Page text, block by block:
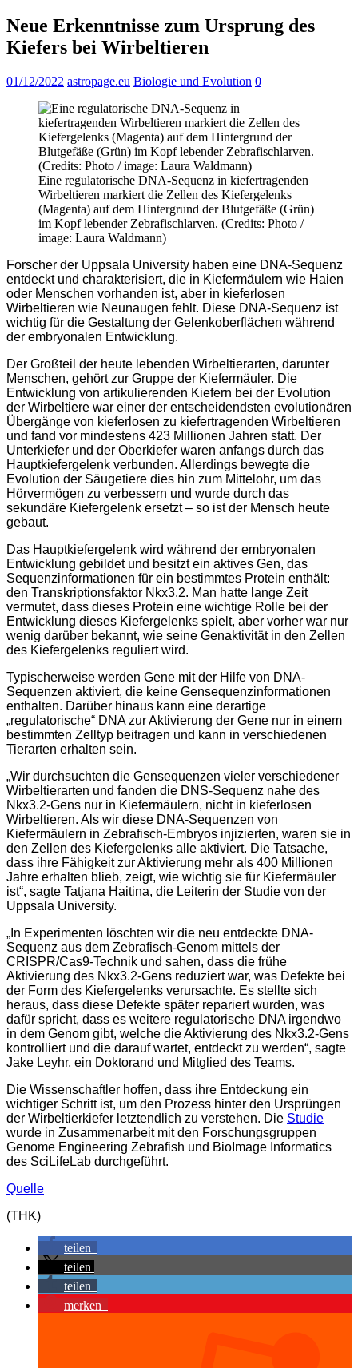
Neue Erkenntnisse zum Ursprung des
Kiefers bei Wirbeltieren
01/12/2022 astropage.eu Biologie und Evolution 0
Eine regulatorische DNA-Sequenz in kiefertragenden
Wirbeltieren markiert die Zellen des Kiefergelenks
(Magenta) auf dem Hintergrund der Blutgefäße (Grün)
im Kopf lebender Zebrafischlarven. (Credits: Photo /
image: Laura Waldmann)
Forscher der Uppsala University haben eine DNA-Sequenz
entdeckt und charakterisiert, die in Kiefermäulern wie Haien
oder Menschen vorhanden ist, aber in kieferlosen
Wirbeltieren wie Neunaugen fehlt. Diese DNA-Sequenz ist
wichtig für die Gestaltung der Gelenkoberflächen während
der embryonalen Entwicklung.
Der Großteil der heute lebenden Wirbeltierarten, darunter
Menschen, gehört zur Gruppe der Kiefermäuler. Die
Entwicklung von artikulierenden Kiefern bei der Evolution
der Wirbeltiere war einer der entscheidendsten evolutionären
Übergänge von kieferlosen zu kiefertragenden Wirbeltieren
und fand vor mindestens 423 Millionen Jahren statt. Der
Unterkiefer und der Oberkiefer waren anfangs durch das
Hauptkiefergelenk verbunden. Allerdings bewegte die
Evolution der Säugetiere dies hin zum Mittelohr, um das
Hörvermögen zu verbessern und wurde durch das
sekundäre Kiefergelenk ersetzt – so ist der Mensch heute
gebaut.
Das Hauptkiefergelenk wird während der embryonalen
Entwicklung gebildet und besitzt ein aktives Gen, das
Sequenzinformationen für ein bestimmtes Protein enthält:
den Transkriptionsfaktor Nkx3.2. Man hatte lange Zeit
vermutet, dass dieses Protein eine wichtige Rolle bei der
Entwicklung dieses Kiefergelenks spielt, aber vorher war nur
wenig darüber bekannt, wie seine Genaktivität in den Zellen
des Kiefergelenks reguliert wird.
Typischerweise werden Gene mit der Hilfe von DNA-
Sequenzen aktiviert, die keine Gensequenzinformationen
enthalten. Darüber hinaus kann eine derartige
„regulatorische“ DNA zur Aktivierung der Gene nur in einem
bestimmten Zelltyp beitragen und kann in verschiedenen
Tierarten erhalten sein.
„Wir durchsuchten die Gensequenzen vieler verschiedener
Wirbeltierarten und fanden die DNS-Sequenz nahe des
Nkx3.2-Gens nur in Kiefermäulern, nicht in kieferlosen
Wirbeltieren. Als wir diese DNA-Sequenzen von
Kiefermäulern in Zebrafisch-Embryos injizierten, waren sie in
den Zellen des Kiefergelenks alle aktiviert. Die Tatsache,
dass ihre Fähigkeit zur Aktivierung mehr als 400 Millionen
Jahre erhalten blieb, zeigt, wie wichtig sie für Kiefermäuler
ist“, sagte Tatjana Haitina, die Leiterin der Studie von der
Uppsala University.
„In Experimenten löschten wir die neu entdeckte DNA-
Sequenz aus dem Zebrafisch-Genom mittels der
CRISPR/Cas9-Technik und sahen, dass die frühe
Aktivierung des Nkx3.2-Gens reduziert war, was Defekte bei
der Form des Kiefergelenks verursachte. Es stellte sich
heraus, dass diese Defekte später repariert wurden, was
dafür spricht, dass es weitere regulatorische DNA irgendwo
in dem Genom gibt, welche die Aktivierung des Nkx3.2-Gens
kontrolliert und die darauf wartet, entdeckt zu werden“, sagte
Jake Leyhr, ein Doktorand und Mitglied des Teams.
Die Wissenschaftler hoffen, dass ihre Entdeckung ein
wichtiger Schritt ist, um den Prozess hinter den Ursprüngen
der Wirbeltierkiefer letztendlich zu verstehen. Die Studie
wurde in Zusammenarbeit mit den Forschungsgruppen
Genome Engineering Zebrafish und BioImage Informatics
des SciLifeLab durchgeführt.
Quelle
(THK)
teilen
teilen
teilen
merken